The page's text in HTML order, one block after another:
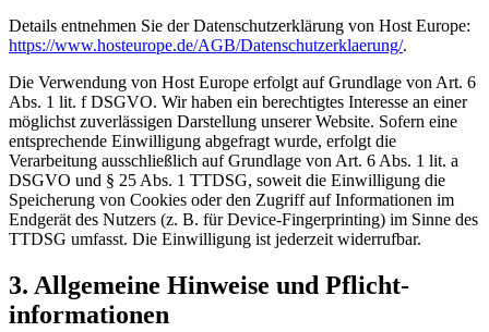
Details entnehmen Sie der Datenschutzerklärung von Host Europe:
https://www.hosteurope.de/AGB/Datenschutzerklaerung/.
Die Verwendung von Host Europe erfolgt auf Grundlage von Art. 6
Abs. 1 lit. f DSGVO. Wir haben ein berechtigtes Interesse an einer
möglichst zuverlässigen Darstellung unserer Website. Sofern eine
entsprechende Einwilligung abgefragt wurde, erfolgt die
Verarbeitung ausschließlich auf Grundlage von Art. 6 Abs. 1 lit. a
DSGVO und § 25 Abs. 1 TTDSG, soweit die Einwilligung die
Speicherung von Cookies oder den Zugriff auf Informationen im
Endgerät des Nutzers (z. B. für Device-Fingerprinting) im Sinne des
TTDSG umfasst. Die Einwilligung ist jederzeit widerrufbar.
3. Allgemeine Hinweise und Pflicht­
informationen